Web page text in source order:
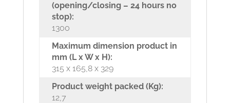
(opening/closing – 24 hours no
stop):
1300
Maximum dimension product in
mm (L x W x H):
315 x 165,8 x 329
Product weight packed (Kg):
12,7